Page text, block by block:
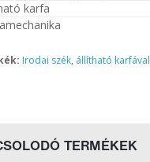
karfa
Irodai szék, állítható karfával
TERMÉKEK